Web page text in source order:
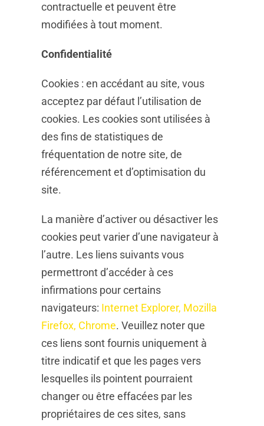
contractuelle et peuvent être
modifiées à tout moment.
Confidentialité
Cookies : en accédant au site, vous
acceptez par défaut l’utilisation de
cookies. Les cookies sont utilisées à
des fins de statistiques de
fréquentation de notre site, de
référencement et d’optimisation du
site.
La manière d’activer ou désactiver les
cookies peut varier d’une navigateur à
l’autre. Les liens suivants vous
permettront d’accéder à ces
infirmations pour certains
navigateurs: Internet Explorer, Mozilla
Firefox, Chrome. Veuillez noter que
ces liens sont fournis uniquement à
titre indicatif et que les pages vers
lesquelles ils pointent pourraient
changer ou être effacées par les
propriétaires de ces sites, sans